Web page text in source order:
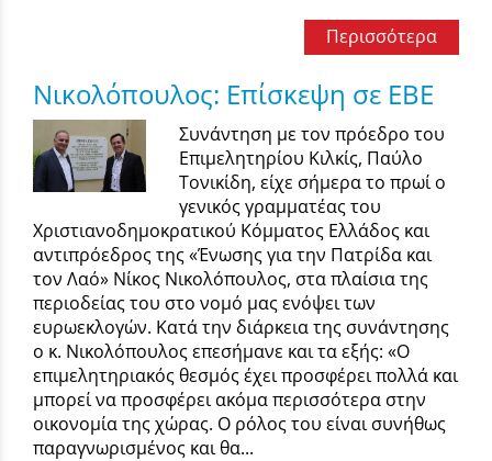
Περισσότερα
Νικολόπουλος: Επίσκεψη σε ΕΒΕ
Συνάντηση με τον πρόεδρο του
Επιμελητηρίου Κιλκίς, Παύλο
Τονικίδη, είχε σήμερα το πρωί ο
γενικός γραμματέας του
Χριστιανοδημοκρατικού Κόμματος Ελλάδος και
αντιπρόεδρος της «Ένωσης για την Πατρίδα και
τον Λαό» Νίκος Νικολόπουλος, στα πλαίσια της
περιοδείας του στο νομό μας ενόψει των
ευρωεκλογών. Κατά την διάρκεια της συνάντησης
ο κ. Νικολόπουλος επεσήμανε και τα εξής: «Ο
επιμελητηριακός θεσμός έχει προσφέρει πολλά και
μπορεί να προσφέρει ακόμα περισσότερα στην
οικονομία της χώρας. Ο ρόλος του είναι συνήθως
παραγνωρισμένος και θα...